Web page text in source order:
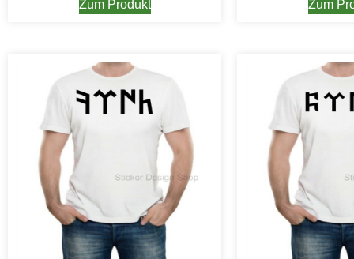
Zum Produkt Zum